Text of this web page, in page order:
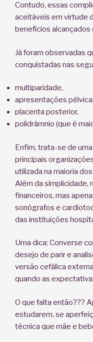
Contudo, essas
aceitáveis em virtude
benefícios alcançados
Já foram observadas
conquistadas nas
multiparidade,
apresentações
placenta posterior,
polidrâmnio (que é
Enfim, trata-se de
principais
utilizada na maioria
Além da simplicidade,
financeiros, mas
sonógrafos e
das instituições
Uma dica: Converse
desejo de parir e
versão cefálica
quando as
O que falta então???
estudarem, se
técnica que mãe e